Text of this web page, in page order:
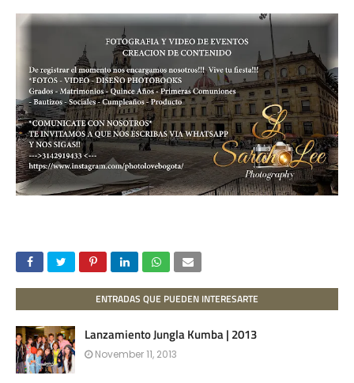
ENTRADAS QUE PUEDEN INTERESARTE
Lanzamiento Jungla Kumba | 2013
November 11, 2013